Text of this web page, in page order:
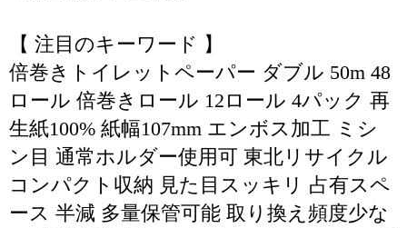
【 注目のキーワード 】
倍巻きトイレットペーパー ダブル 50m 48
ロール 倍巻きロール 12ロール 4パック 再
生紙100% 紙幅107mm エンボス加工 ミシ
ン目 通常ホルダー使用可 東北リサイクル
コンパクト収納 見た目スッキリ 占有スペ
ース 半減 多量保管可能 取り換え頻度少な